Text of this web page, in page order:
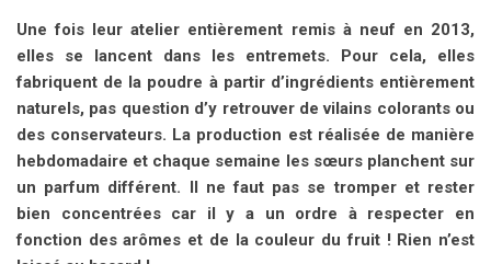
Une fois leur atelier entièrement remis à neuf en 2013,
elles se lancent dans les entremets. Pour cela, elles
fabriquent de la poudre à partir d’ingrédients entièrement
naturels, pas question d’y retrouver de vilains colorants ou
des conservateurs. La production est réalisée de manière
hebdomadaire et chaque semaine les sœurs planchent sur
un parfum différent. Il ne faut pas se tromper et rester
bien concentrées car il y a un ordre à respecter en
fonction des arômes et de la couleur du fruit ! Rien n’est